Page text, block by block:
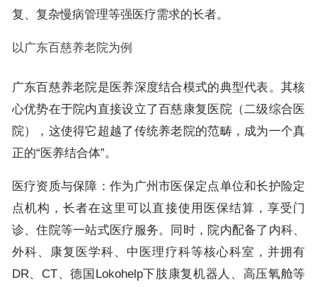
复、复杂慢病管理等强医疗需求的长者。
以广东百慈养老院为例
广东百慈养老院是医养深度结合模式的典型代表。其核
心优势在于院内直接设立了百慈康复医院（二级综合医
院），这使得它超越了传统养老院的范畴，成为一个真
正的“医养结合体”。
医疗资质与保障：作为广州市医保定点单位和长护险定
点机构，长者在这里可以直接使用医保结算，享受门
诊、住院等一站式医疗服务。同时，院内配备了内科、
外科、康复医学科、中医理疗科等核心科室，并拥有
DR、CT、德国Lokohelp下肢康复机器人、高压氧舱等